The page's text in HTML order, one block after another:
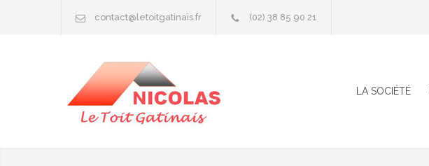
contact@letoitgatinais.fr (02) 38 85 90 21
LA SOCIÉTÉ